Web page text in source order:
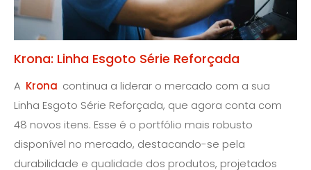
Krona: Linha Esgoto Série Reforçada
A Krona continua a liderar o mercado com a sua
Linha Esgoto Série Reforçada, que agora conta com
48 novos itens. Esse é o portfólio mais robusto
disponível no mercado, destacando-se pela
durabilidade e qualidade dos produtos, projetados